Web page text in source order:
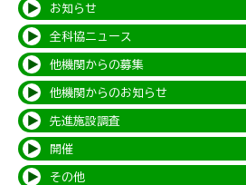
お知らせ
全科協ニュース
他機関からの募集
他機関からのお知らせ
先進施設調査
開催
その他